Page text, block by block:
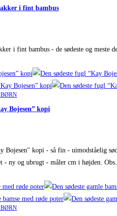
i fint bambus
i fint bambus - de sødeste og
Bojesen” kopi
Bojesen" kopi - så fin - uimodståelig
- ny og ubrugt - måler cm i højden.